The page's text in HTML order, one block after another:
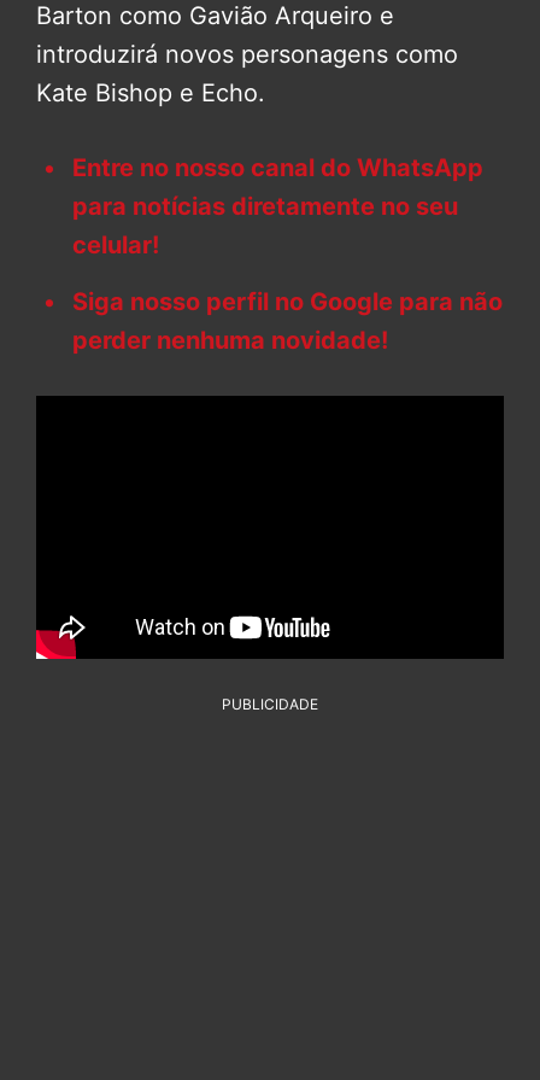
Barton como Gavião Arqueiro e
introduzirá novos personagens como
Kate Bishop e Echo.
Entre no nosso canal do WhatsApp
para notícias diretamente no seu
celular!
Siga nosso perfil no Google para não
perder nenhuma novidade!
PUBLICIDADE